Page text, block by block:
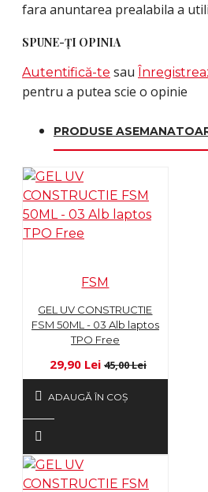
fara anuntarea prealabila a
SPUNE-ŢI OPINIA
Autentifică-te sau
pentru a putea scie o opinie
PRODUSE
FSM
GEL UV CONSTRUCTIE
FSM 50ML - 03 Alb laptos
TPO Free
29,90 Lei 45,00 Lei
ADAUGĂ ÎN COŞ